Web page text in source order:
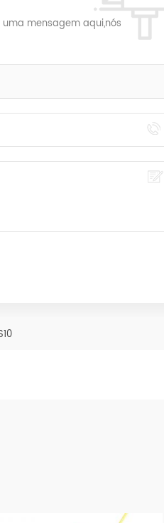
mensagem aqui,nós